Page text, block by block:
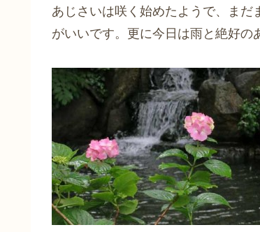
あじさいは咲く始めたようで、まだ
がいいです。更に今日は雨と絶好の